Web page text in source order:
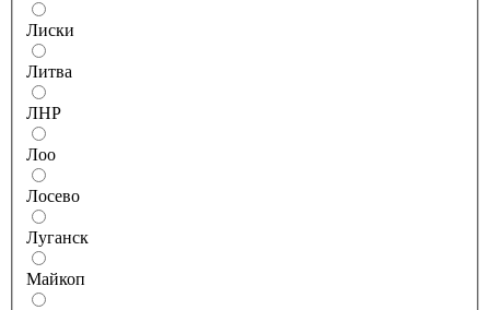
Лиски
Литва
ЛНР
Лоо
Лосево
Луганск
Майкоп